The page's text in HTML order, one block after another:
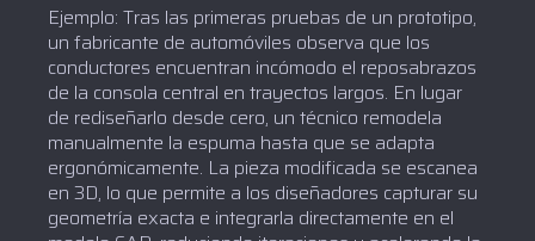
Ejemplo: Tras las primeras pruebas de un prototipo,
un fabricante de automóviles observa que los
conductores encuentran incómodo el reposabrazos
de la consola central en trayectos largos. En lugar
de rediseñarlo desde cero, un técnico remodela
manualmente la espuma hasta que se adapta
ergonómicamente. La pieza modificada se escanea
en 3D, lo que permite a los diseñadores capturar su
geometría exacta e integrarla directamente en el